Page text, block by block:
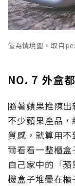
僅為情境圖。取自
NO. 7 外盒
隨著蘋果推陳
不少蘋果產品
質感，就算用
爾看看一整櫃
自己家中的「
機盒子堆疊在櫃